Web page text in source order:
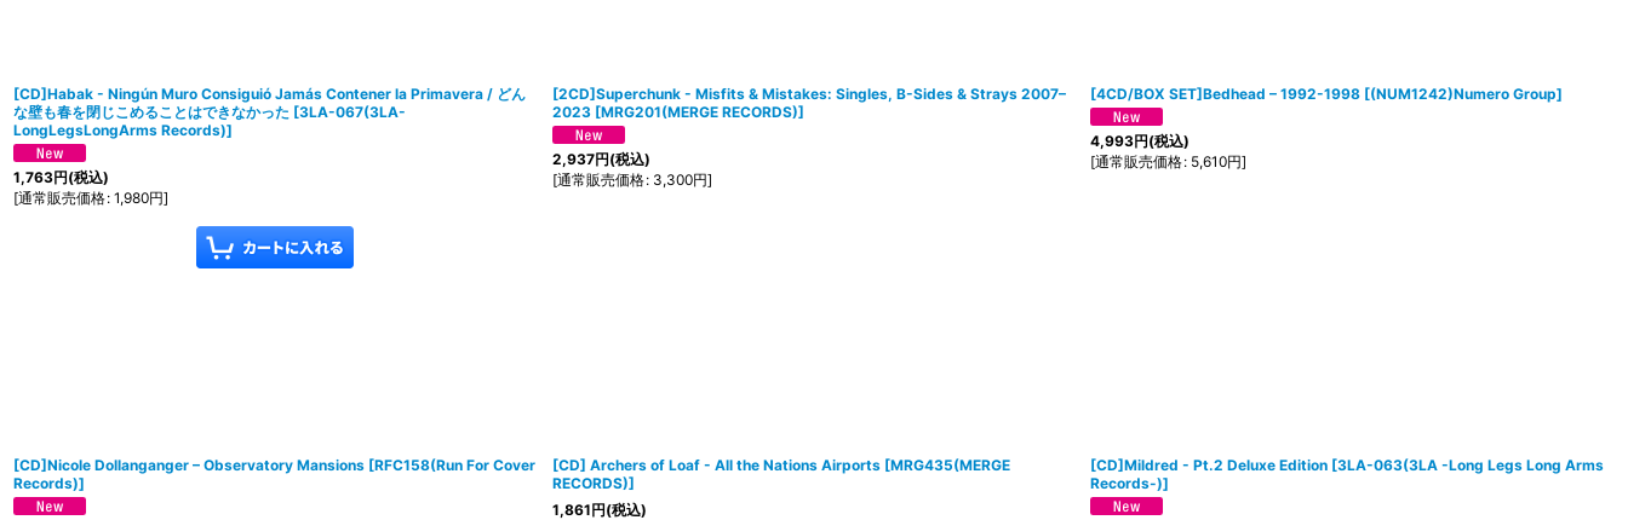
[CD]Habak - Ningún Muro Consiguió Jamás Contener la Primavera / どん
な壁も春を閉じこめることはできなかった [3LA-067(3LA-
LongLegsLongArms Records)]
1,763円(税込)
[通常販売価格: 1,980円]
[2CD]Superchunk - Misfits & Mistakes: Singles, B-Sides & Strays 2007–
2023 [MRG201(MERGE RECORDS)]
2,937円(税込)
[通常販売価格: 3,300円]
[4CD/BOX SET]Bedhead – 1992-1998 [(NUM1242)Numero Group]
4,993円(税込)
[通常販売価格: 5,610円]
[CD]Nicole Dollanganger – Observatory Mansions [RFC158(Run For Cover
Records)]
[CD] Archers of Loaf - All the Nations Airports [MRG435(MERGE
RECORDS)]
1,861円(税込)
[CD]Mildred - Pt.2 Deluxe Edition [3LA-063(3LA -Long Legs Long Arms
Records-)]